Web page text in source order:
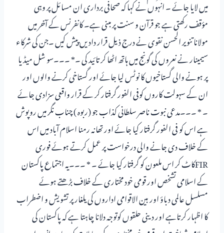
میں لایا جائے ۔ انہوں نے کہا کہ صحافی برداری ان مسائل پر وہی
مؤقف رکھتی ہے جو قرآن و سنت پر مبنی ہے۔ کانفرنس کے آخر میں
مولانا تنویر الحسن نقوی نے درج ذیل قرار دادیں پیش کیں ۔جن کی شرکاء
سیمینار نے نعروں کی گونج میں ہاتھ اٹھا کر تائید کی ۔* ۔۔۔سو شل میڈیا
پر ہونے والی گستاخیوں کا نوٹس لیا جائے اور گستاخی کرنے والوں اور
ان کے سہولت کاروں کوفی الفور گرفتار کر کے قرار واقعی سزادی جائے
۔ * ۔۔۔مدعی نبوت ناصر سلطانی کذاب جو (ربوہ ) چناب نگر میں روپوش
ہے اس کو فی الفور گرفتار کیا جائے اور تھانہ رمنا اسلام آباد میں اس
کے خلاف دی جانے والی درخواست پر عمل کرتے ہوئے فوری
FIRکاٹ کر اس ملعون کو گرفتار کیا جائے ۔ * ۔۔۔یہ اجتماع پاکستان
کے اسلامی تشخص اور قومی خود مختاری کے خلاف بڑھتے ہوئے
مسلسل عالمی دباؤ اور بین الاقوامی اداروں کی یلغار پر تشویش و اضطراب
کا اظہار کرتاہے اور دینی حلقوں کوتوجہ دلانا چاہتا ہے کہ پاکستان کی